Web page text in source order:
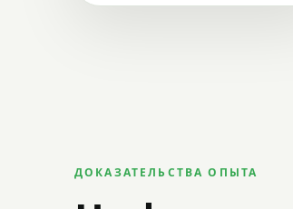
ДОКАЗАТЕЛЬСТВА ОПЫТА